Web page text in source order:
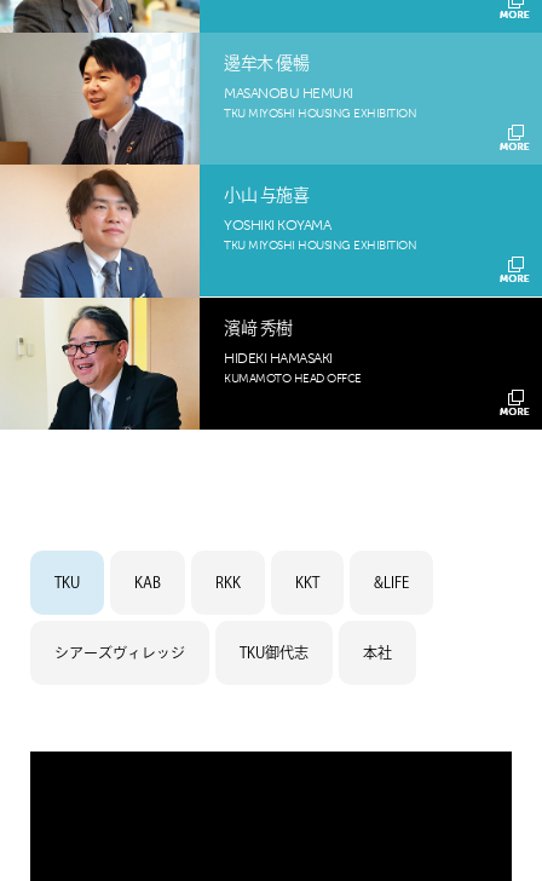
邊牟木 優暢
MASANOBU HEMUKI
TKU MIYOSHI HOUSING EXHIBITION
小山 与施喜
YOSHIKI KOYAMA
TKU MIYOSHI HOUSING EXHIBITION
濱﨑 秀樹
HIDEKI HAMASAKI
KUMAMOTO HEAD OFFCE
TKU KAB RKK KKT &LIFE
シアーズヴィレッジ TKU御代志 本社